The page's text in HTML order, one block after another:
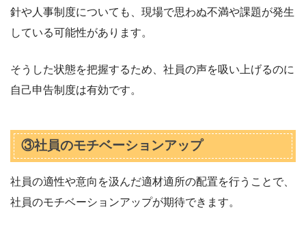
針や人事制度についても、現場で思わぬ不満や課題が発生
している可能性があります。
そうした状態を把握するため、社員の声を吸い上げるのに
自己申告制度は有効です。
③社員のモチベーションアップ
社員の適性や意向を汲んだ適材適所の配置を行うことで、
社員のモチベーションアップが期待できます。